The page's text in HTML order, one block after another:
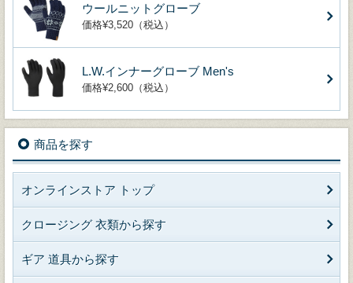
ウールニットグローブ
価格¥3,520（税込）
L.W.インナーグローブ Men's
価格¥2,600（税込）
商品を探す
オンラインストア トップ
クロージング 衣類から探す
ギア 道具から探す